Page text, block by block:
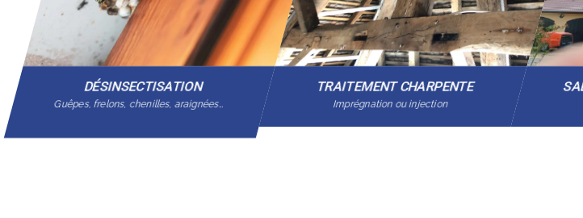
DÉSINSECTISATION
Guêpes, frelons, chenilles, araignées…
TRAITEMENT CHARPENTE
Imprégnation ou injection